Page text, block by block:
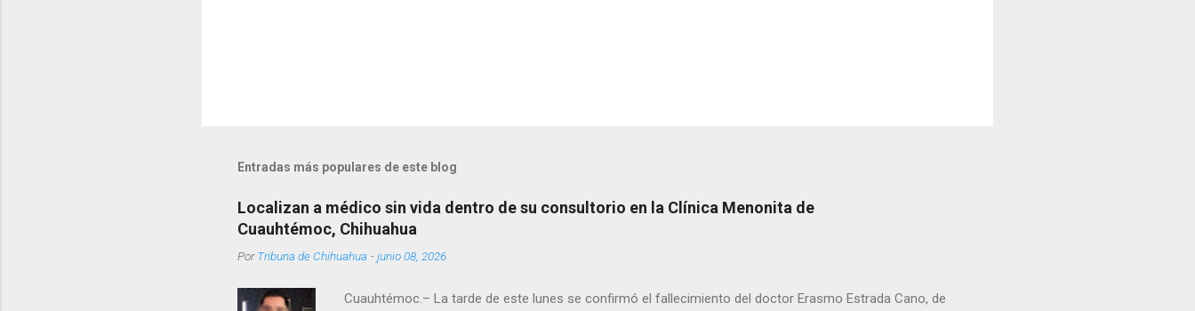
Entradas más populares de este blog
Localizan a médico sin vida dentro de su consultorio en la Clínica Menonita de
Cuauhtémoc, Chihuahua
PorTribuna de Chihuahua -junio 08, 2026
Cuauhtémoc.– La tarde de este lunes se confirmó el fallecimiento del doctor Erasmo Estrada Cano, de